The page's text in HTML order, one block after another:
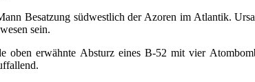
Besatzung südwestlich der Azoren im Atlantik.
sein.
oben erwähnte Absturz eines B-52 mit vier